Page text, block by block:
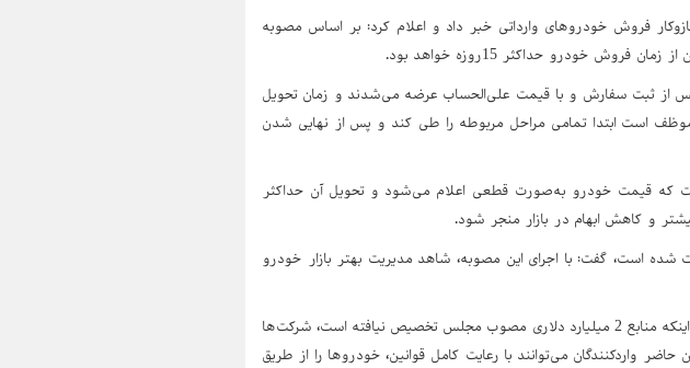
فروش خودروهای وارداتی خبر داد و اعلام کرد: بر اساس مصوبه
خودرو حداکثر 15روزه خواهد بود.
از ثبت سفارش و با قیمت علی‌الحساب عرضه می‌شدند و زمان تحویل
موظف است ابتدا تمامی مراحل مربوطه را طی کند و پس از نهایی شدن
که قیمت خودرو به‌صورت قطعی اعلام می‌شود و تحویل آن حداکثر
است، گفت: با اجرای این مصوبه، شاهد مدیریت بهتر بازار خودرو
وی همچنین درباره تأمین ارز واردات خودرو تصریح کرد: با توجه به اینکه منابع 2 میلیارد دلاری مصوب مجلس تخصیص نیافته است، شرکت‌ها
واردکنندگان می‌توانند با رعایت کامل قوانین، خودروها را از طریق